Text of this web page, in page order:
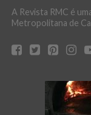
A Revista RMC é
Metropolitana de